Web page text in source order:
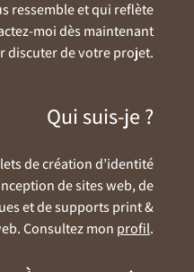
ressemble et qui reflète
moi dès maintenant
discuter de votre projet.
Qui suis-je ?
de création d’identité
de sites web, de
et de supports print &
Consultez mon profil.